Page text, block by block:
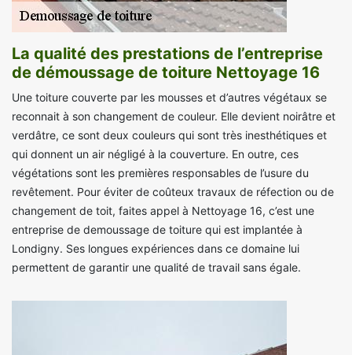
La qualité des prestations de l’entreprise
de démoussage de toiture Nettoyage 16
Une toiture couverte par les mousses et d’autres végétaux se
reconnait à son changement de couleur. Elle devient noirâtre et
verdâtre, ce sont deux couleurs qui sont très inesthétiques et
qui donnent un air négligé à la couverture. En outre, ces
végétations sont les premières responsables de l’usure du
revêtement. Pour éviter de coûteux travaux de réfection ou de
changement de toit, faites appel à Nettoyage 16, c’est une
entreprise de demoussage de toiture qui est implantée à
Londigny. Ses longues expériences dans ce domaine lui
permettent de garantir une qualité de travail sans égale.